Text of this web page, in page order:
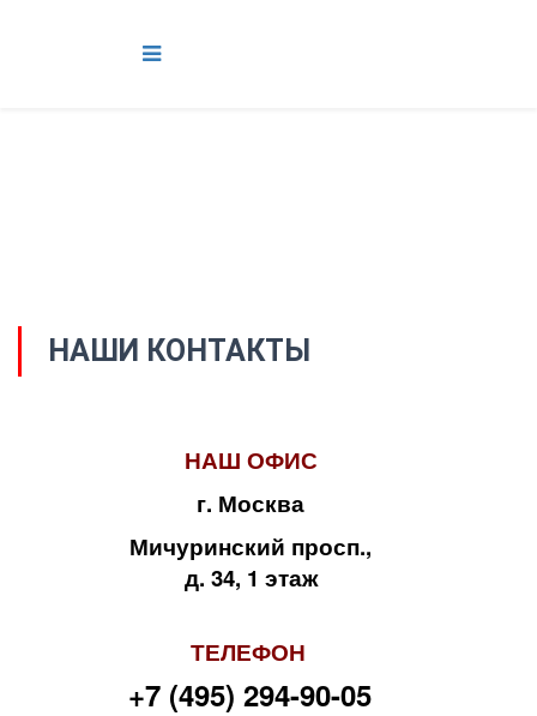
НАШИ КОНТАКТЫ
НАШ ОФИС
г. Москва
Мичуринский просп.,
д. 34, 1 этаж
ТЕЛЕФОН
+7 (495) 294-90-05